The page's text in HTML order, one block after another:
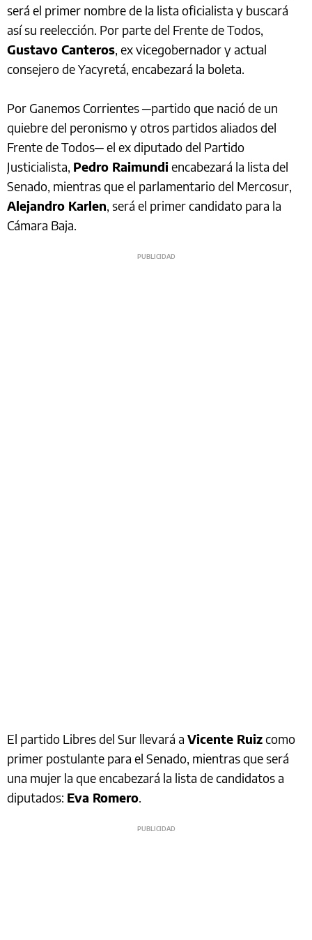
será el primer nombre de la lista oficialista y buscará
así su reelección. Por parte del Frente de Todos,
Gustavo Canteros, ex vicegobernador y actual
consejero de Yacyretá, encabezará la boleta.
Por Ganemos Corrientes ─partido que nació de un
quiebre del peronismo y otros partidos aliados del
Frente de Todos─ el ex diputado del Partido
Justicialista, Pedro Raimundiencabezará la lista del
Senado, mientras que el parlamentario del Mercosur,
Alejandro Karlen, será el primer candidato para la
Cámara Baja.
El partido Libres del Sur llevará a Vicente Ruizcomo
primer postulante para el Senado, mientras que será
una mujer la que encabezará la lista de candidatos a
diputados: Eva Romero.